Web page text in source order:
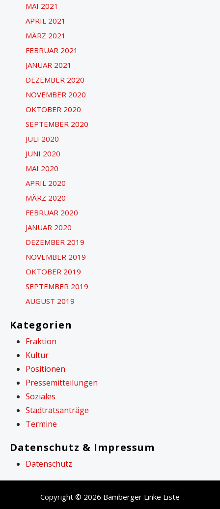
MAI 2021
APRIL 2021
MÄRZ 2021
FEBRUAR 2021
JANUAR 2021
DEZEMBER 2020
NOVEMBER 2020
OKTOBER 2020
SEPTEMBER 2020
JULI 2020
JUNI 2020
MAI 2020
APRIL 2020
MÄRZ 2020
FEBRUAR 2020
JANUAR 2020
DEZEMBER 2019
NOVEMBER 2019
OKTOBER 2019
SEPTEMBER 2019
AUGUST 2019
Kategorien
Fraktion
Kultur
Positionen
Pressemitteilungen
Soziales
Stadtratsanträge
Termine
Datenschutz & Impressum
Datenschutz
Copyright © 2026 Bamberger Linke Liste